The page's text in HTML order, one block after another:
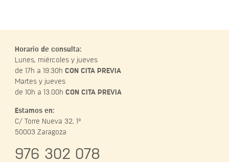
Horario de consulta:
Lunes, miércoles y jueves
de 17h a 19:30h CON CITA PREVIA
Martes y jueves
de 10h a 13.00h CON CITA PREVIA
Estamos en:
C/ Torre Nueva 32, 1º
50003 Zaragoza
976 302 078